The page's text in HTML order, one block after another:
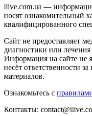
ilive.com.ua —
носят ознакомительный
квалифицированного
Сайт не предоставляет
диагностики или
Информация на сайте не
несёт ответственности
материалов.
Ознакомьтесь с
Контакты: